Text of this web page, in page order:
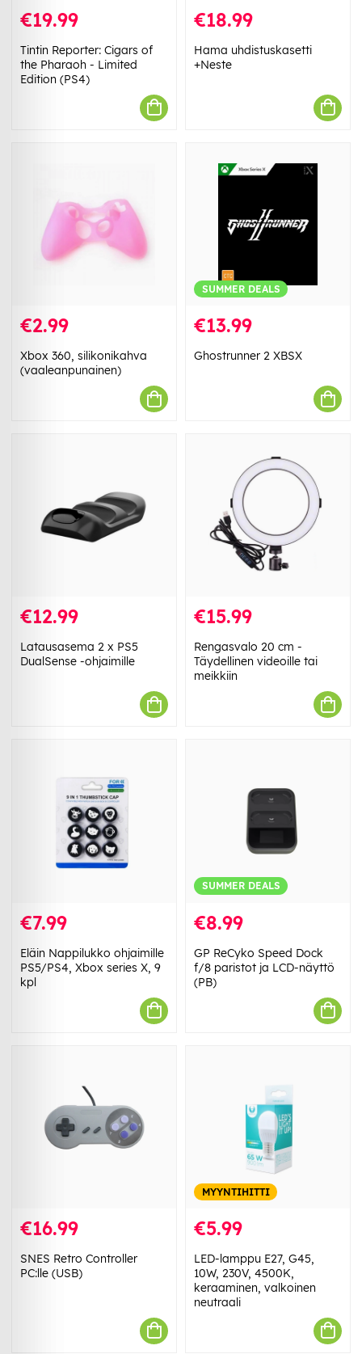
€19.99
Tintin Reporter: Cigars of
the Pharaoh - Limited
Edition (PS4)
€18.99
Hama uhdistuskasetti
+Neste
€2.99
Xbox 360, silikonikahva
(vaaleanpunainen)
SUMMER DEALS
€13.99
Ghostrunner 2 XBSX
€12.99
Latausasema 2 x PS5
DualSense -ohjaimille
€15.99
Rengasvalo 20 cm -
Täydellinen videoille tai
meikkiin
€7.99
Eläin Nappilukko ohjaimille
PS5/PS4, Xbox series X, 9
kpl
SUMMER DEALS
€8.99
GP ReCyko Speed Dock
f/8 paristot ja LCD-näyttö
(PB)
€16.99
SNES Retro Controller
PC:lle (USB)
MYYNTIHITTI
€5.99
LED-lamppu E27, G45,
10W, 230V, 4500K,
keraaminen, valkoinen
neutraali